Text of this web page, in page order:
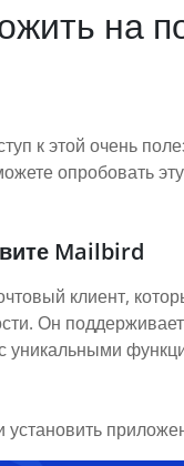
на
к этой очень
опробовать
Mailbird
клиент,
Он
уникальными
установить